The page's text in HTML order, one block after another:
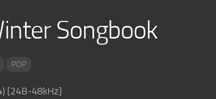
Songbook
POP
[24B-48kHz]